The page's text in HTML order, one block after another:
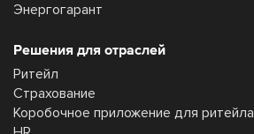
Энергогарант
Решения для отраслей
Ритейл
Страхование
Коробочное приложение для ритейла